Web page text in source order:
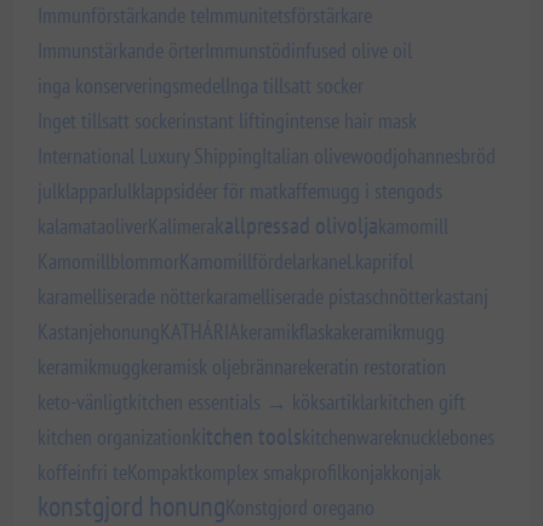
Immunförstärkande te Immunitetsförstärkare
Immunstärkande örter Immunstöd infused olive oil
inga konserveringsmedel Inga tillsatt socker
Inget tillsatt socker instant lifting intense hair mask
International Luxury Shipping Italian olivewood johannesbröd
julklapparJulklappsidéer för matkaffemugg i stengods
kalamataoliverKalimerakallpressad olivoljakamomill
KamomillblommorKamomillfördelarkanel.kaprifol
karamelliserade nötterkaramelliserade pistaschnötterkastanj
KastanjehonungKATHÁRIAkeramikflaskakeramikmugg
keramikmuggkeramisk oljebrännarekeratin restoration
keto-vänligtkitchen essentials → köksartiklarkitchen gift
kitchen organizationkitchen toolskitchenwareknucklebones
koffeinfri teKompaktkomplex smakprofilkonjakkonjak
konstgjord honungKonstgjord oregano